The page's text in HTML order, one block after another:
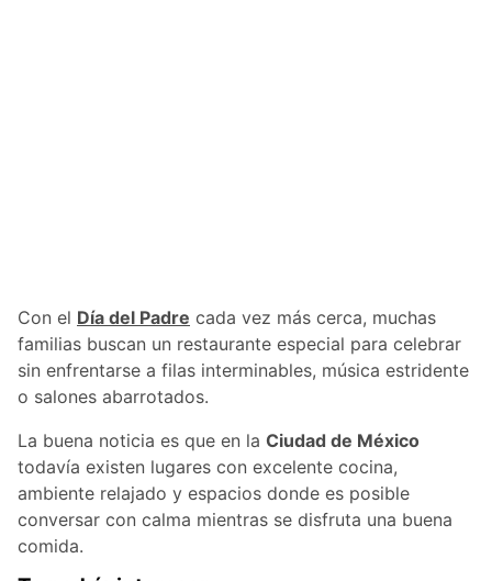
Con el Día del Padre cada vez más cerca, muchas
familias buscan un restaurante especial para celebrar
sin enfrentarse a filas interminables, música estridente
o salones abarrotados.
La buena noticia es que en la Ciudad de México
todavía existen lugares con excelente cocina,
ambiente relajado y espacios donde es posible
conversar con calma mientras se disfruta una buena
comida.